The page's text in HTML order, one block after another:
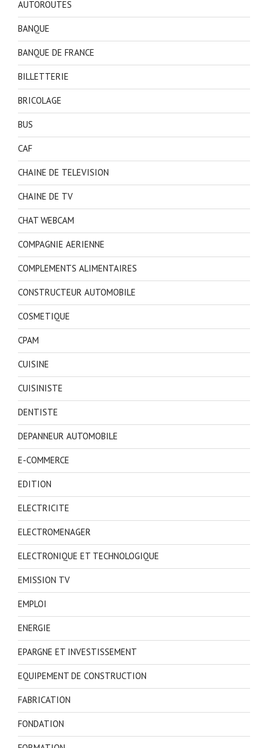
AUTOROUTES
BANQUE
BANQUE DE FRANCE
BILLETTERIE
BRICOLAGE
BUS
CAF
CHAINE DE TELEVISION
CHAINE DE TV
CHAT WEBCAM
COMPAGNIE AERIENNE
COMPLEMENTS ALIMENTAIRES
CONSTRUCTEUR AUTOMOBILE
COSMETIQUE
CPAM
CUISINE
CUISINISTE
DENTISTE
DEPANNEUR AUTOMOBILE
E-COMMERCE
EDITION
ELECTRICITE
ELECTROMENAGER
ELECTRONIQUE ET TECHNOLOGIQUE
EMISSION TV
EMPLOI
ENERGIE
EPARGNE ET INVESTISSEMENT
EQUIPEMENT DE CONSTRUCTION
FABRICATION
FONDATION